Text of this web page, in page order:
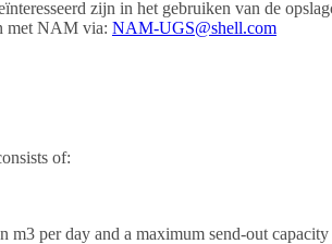
zijn in het gebruiken van de
met NAM via: NAM-UGS@shell.com
of:
per day and a maximum send-out